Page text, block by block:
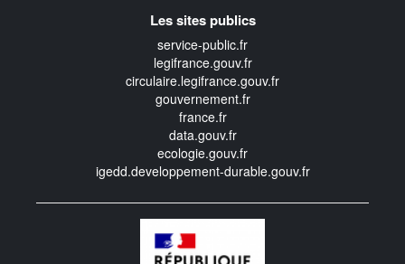
Les sites publics
service-public.fr
legifrance.gouv.fr
circulaire.legifrance.gouv.fr
gouvernement.fr
france.fr
data.gouv.fr
ecologie.gouv.fr
igedd.developpement-durable.gouv.fr